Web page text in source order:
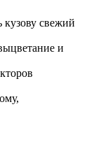
кузову свежий
и